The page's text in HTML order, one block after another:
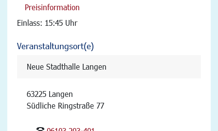
Preisinformation
Einlass: 15:45 Uhr
Veranstaltungsort(e)
Neue Stadthalle Langen
63225 Langen
Südliche Ringstraße 77